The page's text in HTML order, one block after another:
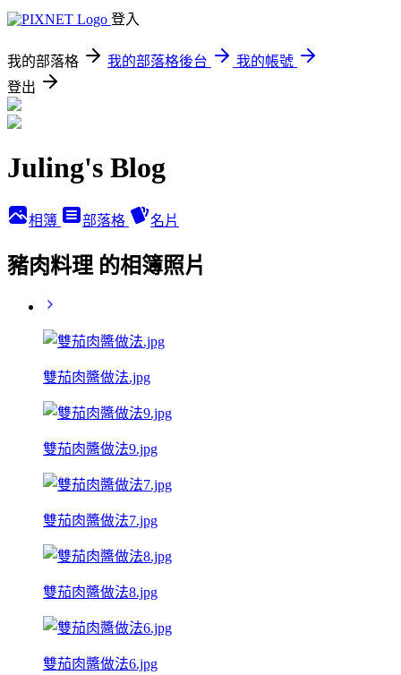
登入
我的部落格 我的部落格後台
我的帳號
登出
Juling's Blog
相簿 部落格 名片
豬肉料理 的相簿照片
雙茄肉醬做法.jpg
雙茄肉醬做法9.jpg
雙茄肉醬做法7.jpg
雙茄肉醬做法8.jpg
雙茄肉醬做法6.jpg